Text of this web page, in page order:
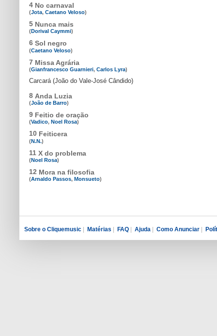
4 No carnaval
(Jota, Caetano Veloso)
5 Nunca mais
(Dorival Caymmi)
6 Sol negro
(Caetano Veloso)
7 Missa Agrária
(Gianfrancesco Guarnieri, Carlos Lyra)
Carcará (João do Vale-José Cândido)
8 Anda Luzia
(João de Barro)
9 Feitio de oração
(Vadico, Noel Rosa)
10 Feiticera
(N.N.)
11 X do problema
(Noel Rosa)
12 Mora na filosofia
(Arnaldo Passos, Monsueto)
Sobre o Cliquemusic Matérias FAQ Ajuda Como Anunciar